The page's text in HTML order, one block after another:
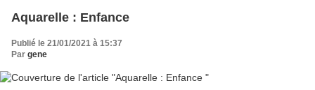
Aquarelle : Enfance
Publié le 21/01/2021 à 15:37
Par gene